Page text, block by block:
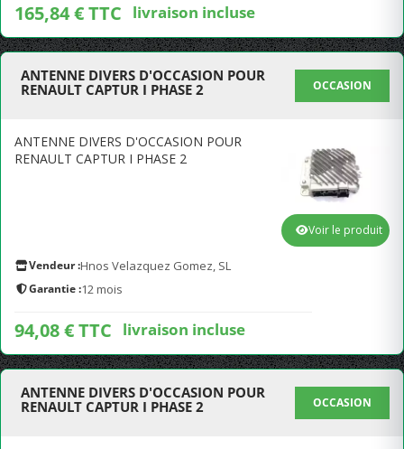
165,84 € TTC livraison incluse
ANTENNE DIVERS D'OCCASION POUR
RENAULT CAPTUR I PHASE 2
OCCASION
ANTENNE DIVERS D'OCCASION POUR
RENAULT CAPTUR I PHASE 2
Vendeur :Hnos Velazquez Gomez, SL
Garantie :12 mois
94,08 € TTC livraison incluse
Voir le produit
ANTENNE DIVERS D'OCCASION POUR
RENAULT CAPTUR I PHASE 2
OCCASION